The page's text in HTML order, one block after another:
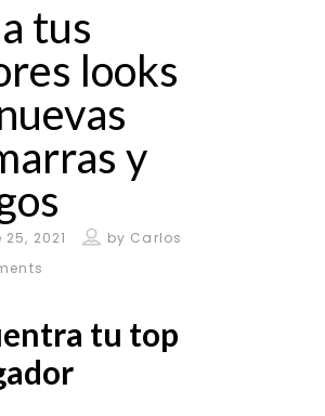
tus
looks
y
2021 by Carlos
tu top